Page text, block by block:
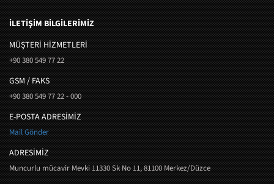
İLETİŞİM BİLGİLERİMİZ
MÜŞTERI HIZMETLERI
+90 380 549 77 22
GSM / FAKS
+90 380 549 77 22 - 000
E-POSTA ADRESİMİZ
Mail Gönder
ADRESİMİZ
Muncurlu mücavir Mevki 11330 Sk No 11, 81100 Merkez/Düzce